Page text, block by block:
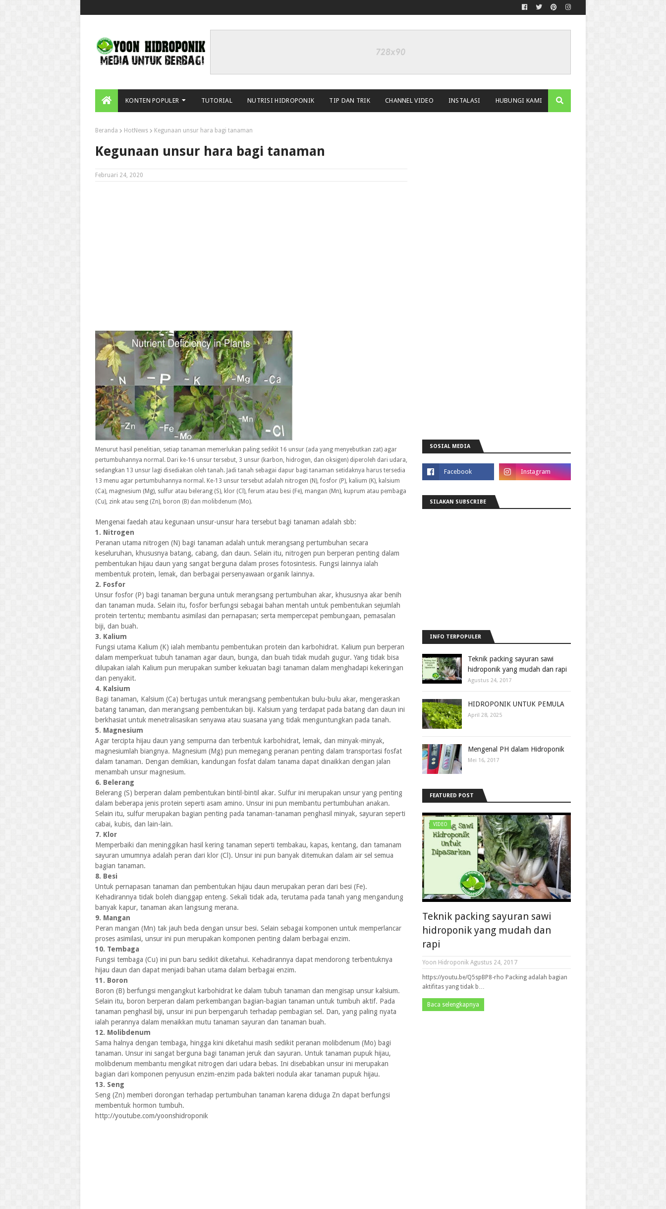
KONTEN POPULER TUTORIAL NUTRISI HIDROPONIK TIP DAN TRIK CHANNEL VIDEO INSTALASI HUBUNGI KAMI
Beranda HotNews Kegunaan unsur hara bagi tanaman
Kegunaan unsur hara bagi tanaman
Februari 24, 2020
Menurut hasil penelitian, setiap tanaman memerlukan paling sedikit 16 unsur (ada yang menyebutkan zat) agar
pertumbuhannya normal. Dari ke-16 unsur tersebut, 3 unsur (karbon, hidrogen, dan oksigen) diperoleh dari udara,
sedangkan 13 unsur lagi disediakan oleh tanah. Jadi tanah sebagai dapur bagi tanaman setidaknya harus tersedia
13 menu agar pertumbuhannya normal. Ke-13 unsur tersebut adalah nitrogen (N), fosfor (P), kalium (K), kalsium
(Ca), magnesium (Mg), sulfur atau belerang (S), klor (Cl), ferum atau besi (Fe), mangan (Mn), kuprum atau pembaga
(Cu), zink atau seng (Zn), boron (B) dan molibdenum (Mo).
Mengenai faedah atau kegunaan unsur-unsur hara tersebut bagi tanaman adalah sbb:
1. Nitrogen
Peranan utama nitrogen (N) bagi tanaman adalah untuk merangsang pertumbuhan secara
keseluruhan, khususnya batang, cabang, dan daun. Selain itu, nitrogen pun berperan penting dalam
pembentukan hijau daun yang sangat berguna dalam proses fotosintesis. Fungsi lainnya ialah
membentuk protein, lemak, dan berbagai persenyawaan organik lainnya.
2. Fosfor
Unsur fosfor (P) bagi tanaman berguna untuk merangsang pertumbuhan akar, khususnya akar benih
dan tanaman muda. Selain itu, fosfor berfungsi sebagai bahan mentah untuk pembentukan sejumlah
protein tertentu; membantu asimilasi dan pernapasan; serta mempercepat pembungaan, pemasalan
biji, dan buah.
3. Kalium
Fungsi utama Kalium (K) ialah membantu pembentukan protein dan karbohidrat. Kalium pun berperan
dalam memperkuat tubuh tanaman agar daun, bunga, dan buah tidak mudah gugur. Yang tidak bisa
dilupakan ialah Kalium pun merupakan sumber kekuatan bagi tanaman dalam menghadapi kekeringan
dan penyakit.
4. Kalsium
Bagi tanaman, Kalsium (Ca) bertugas untuk merangsang pembentukan bulu-bulu akar, mengeraskan
batang tanaman, dan merangsang pembentukan biji. Kalsium yang terdapat pada batang dan daun ini
berkhasiat untuk menetralisasikan senyawa atau suasana yang tidak menguntungkan pada tanah.
5. Magnesium
Agar tercipta hijau daun yang sempurna dan terbentuk karbohidrat, lemak, dan minyak-minyak,
magnesiumlah biangnya. Magnesium (Mg) pun memegang peranan penting dalam transportasi fosfat
dalam tanaman. Dengan demikian, kandungan fosfat dalam tanama dapat dinaikkan dengan jalan
menambah unsur magnesium.
6. Belerang
Belerang (S) berperan dalam pembentukan bintil-bintil akar. Sulfur ini merupakan unsur yang penting
dalam beberapa jenis protein seperti asam amino. Unsur ini pun membantu pertumbuhan anakan.
Selain itu, sulfur merupakan bagian penting pada tanaman-tanaman penghasil minyak, sayuran seperti
cabai, kubis, dan lain-lain.
7. Klor
Memperbaiki dan meninggikan hasil kering tanaman seperti tembakau, kapas, kentang, dan tamanam
sayuran umumnya adalah peran dari klor (Cl). Unsur ini pun banyak ditemukan dalam air sel semua
bagian tanaman.
8. Besi
Untuk pernapasan tanaman dan pembentukan hijau daun merupakan peran dari besi (Fe).
Kehadirannya tidak boleh dianggap enteng. Sekali tidak ada, terutama pada tanah yang mengandung
banyak kapur, tanaman akan langsung merana.
9. Mangan
Peran mangan (Mn) tak jauh beda dengan unsur besi. Selain sebagai komponen untuk memperlancar
proses asimilasi, unsur ini pun merupakan komponen penting dalam berbagai enzim.
10. Tembaga
Fungsi tembaga (Cu) ini pun baru sedikit diketahui. Kehadirannya dapat mendorong terbentuknya
hijau daun dan dapat menjadi bahan utama dalam berbagai enzim.
11. Boron
Boron (B) berfungsi mengangkut karbohidrat ke dalam tubuh tanaman dan mengisap unsur kalsium.
Selain itu, boron berperan dalam perkembangan bagian-bagian tanaman untuk tumbuh aktif. Pada
tanaman penghasil biji, unsur ini pun berpengaruh terhadap pembagian sel. Dan, yang paling nyata
ialah perannya dalam menaikkan mutu tanaman sayuran dan tanaman buah.
12. Molibdenum
Sama halnya dengan tembaga, hingga kini diketahui masih sedikit peranan molibdenum (Mo) bagi
tanaman. Unsur ini sangat berguna bagi tanaman jeruk dan sayuran. Untuk tanaman pupuk hijau,
molibdenum membantu mengikat nitrogen dari udara bebas. Ini disebabkan unsur ini merupakan
bagian dari komponen penyusun enzim-enzim pada bakteri nodula akar tanaman pupuk hijau.
13. Seng
Seng (Zn) memberi dorongan terhadap pertumbuhan tanaman karena diduga Zn dapat berfungsi
membentuk hormon tumbuh.
http://youtube.com/yoonshidroponik
SOSIAL MEDIA
SILAKAN SUBSCRIBE
INFO TERPOPULER
Teknik packing sayuran sawi
hidroponik yang mudah dan rapi
Agustus 24, 2017
HIDROPONIK UNTUK PEMULA
April 28, 2025
Mengenal PH dalam Hidroponik
Mei 16, 2017
FEATURED POST
VIDEO
Teknik packing sayuran sawi
hidroponik yang mudah dan
rapi
Yoon Hidroponik Agustus 24, 2017
https://youtu.be/Q5spBP8-rho Packing adalah bagian
aktifitas yang tidak b…
Baca selengkapnya